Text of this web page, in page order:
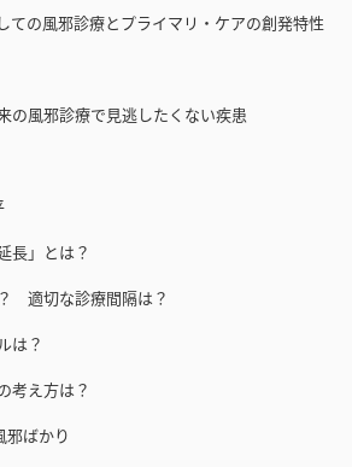
の風邪診療とプライマリ・ケアの創発特性
風邪診療で見逃したくない疾患
」とは？
適切な診療間隔は？
は？
え方は？
ばかり